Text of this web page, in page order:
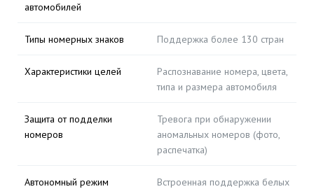
автомобилей
Типы номерных знаков Поддержка более 130 стран
Характеристики целей
Распознавание номера, цвета,
типа и размера автомобиля
Защита от подделки
номеров
Тревога при обнаружении
аномальных номеров (фото,
распечатка)
Автономный режим
Встроенная поддержка белых